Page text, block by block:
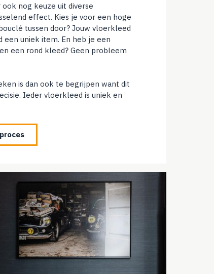
nog keuze uit diverse
effect. Kies je voor een hoge
tussen door? Jouw vloerkleed
uniek item. En heb je een
een rond kleed? Geen probleem
is dan ook te begrijpen want dit
Ieder vloerkleed is uniek en